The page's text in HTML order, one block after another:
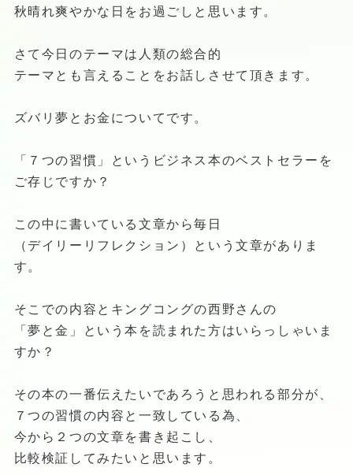
秋晴れ爽やかな日をお過ごしと思います。
さて今日のテーマは人類の総合的
テーマとも言えることをお話しさせて頂きます。
ズバリ夢とお金についてです。
「７つの習慣」というビジネス本のベストセラーを
ご存じですか？
この中に書いている文章から毎日
（デイリーリフレクション）という文章がありま
す。
そこでの内容とキングコングの西野さんの
「夢と金」という本を読まれた方はいらっしゃいま
すか？
その本の一番伝えたいであろうと思われる部分が、
７つの習慣の内容と一致している為、
今から２つの文章を書き起こし、
比較検証してみたいと思います。